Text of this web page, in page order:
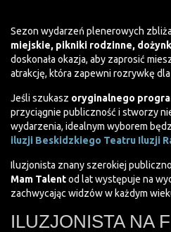
Sezon wydarzeń plenerowych
miejskie, pikniki rodzinne,
doskonała okazja, aby zaprosić
atrakcję, która zapewni rozrywkę dla
Jeśli szukasz oryginalnego
przyciągnie publiczność i stworzy
wydarzenia, idealnym wyborem
iluzji Beskidzkiego Teatru Iluzji
Iluzjonista znany szerokiej
Mam Talentod lat występuje na
zachwycając widzów w każdym
ILUZJONISTA NA